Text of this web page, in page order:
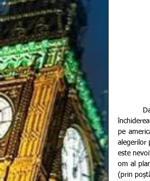
pe
alegerilor
este
om al
(prin